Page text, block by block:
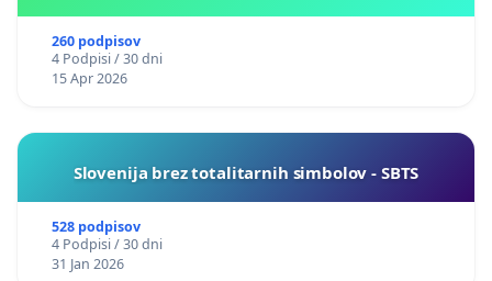
260 podpisov
4 Podpisi / 30 dni
15 Apr 2026
Slovenija brez totalitarnih simbolov - SBTS
528 podpisov
4 Podpisi / 30 dni
31 Jan 2026